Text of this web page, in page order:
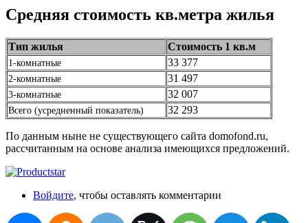
Средняя стоимость кв.метра жилья
Тип жилья Стоимость 1 кв.м
1-комнатные 33 377
2-комнатные 31 497
3-комнатные 32 007
Всего (усредненный показатель) 32 293
По данным ныне не существующего сайта domofond.ru,
рассчитанным на основе анализа имеющихся предложений.
Войдите, чтобы оставлять комментарии